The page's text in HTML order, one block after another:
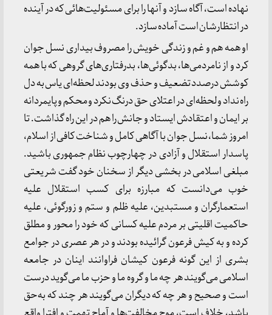
نهاده است، آگاه سازد و آنها را برای مسئولیت‌هائی که در آینده
در انتظارشان است آماده سازد.
او همه هم و غم و زندگی خویش را مصروف بیداری نسل جوان
کرد و از نامردمی‌ها، بدگوئی‌ها، بدرفتاری‌های گروهی که با همه
کوشش درصدد تضعیف و حذف وی بودند لحظه‌ای یاس به دل
راه نداد و لحظه‌ای در اعتلای حق درنگ نکرد و محکم و پایمردانه
بر ایمان و اعتقادش ایستاد و جانش را هم در این راه گذاشت. تا
امروز شما، نسل جوان با آگاهی کامل و شناخت کافی از اسلام،
پاسدار استقلال و آزادی در چهارچوب نظام جمهوری باشید.
مبلغی اسلامی در بخشی دیگر از سخنان خود گفت شریعتی
خوب می‌دانست که مبارزه برای کسب استقلال علیه
استعمارگران و مستبدین، علیه ظلم و ستم و زورگوئی، علیه
حاکمیت اقلیتی بر مردم علیه کسانی که خود را محور و مطلق
کرده و به کیش فرعون گرائیده بودند و در هر عصری در جوامع
بشری از این گونه فرعون کیشان فراوانند اینان در جامعه
اسلامی می‌گویند هر چه ما و گروه ما و حزب ما می‌گوید درست
است و صحیح و هر چه که دیگران می‌گویند هر چند که به‌حق